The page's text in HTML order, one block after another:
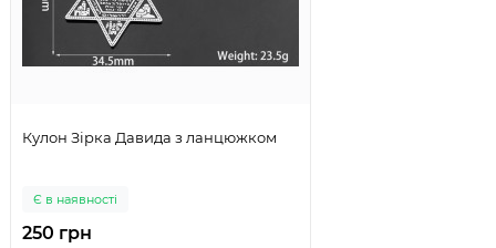
Кулон Зірка Давида з ланцюжком
Є в наявності
250 грн